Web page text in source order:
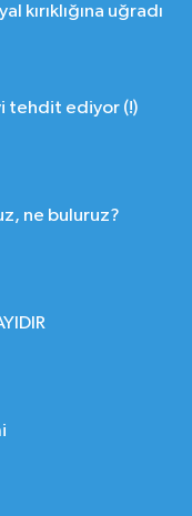
kırıklığına uğradı
tehdit ediyor (!)
ne buluruz?